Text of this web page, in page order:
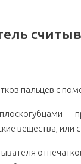
пальцев с
—
вещества, или